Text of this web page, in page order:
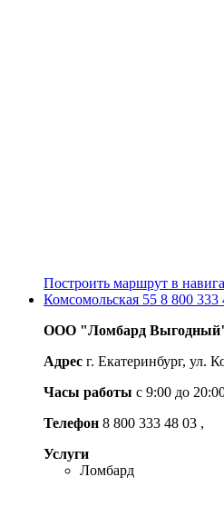
Построить маршрут в
Комсомольская 55 8 800 333
ООО "Ломбард
Адрес г. Екатеринбург, ул.
Часы работы c 9:00 до
Телефон 8 800 333 48 03 ,
Услуги
Ломбард